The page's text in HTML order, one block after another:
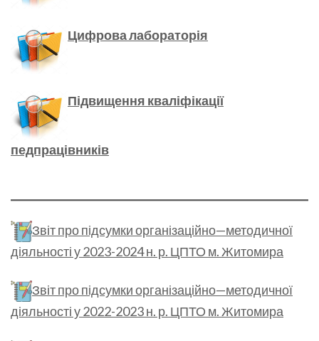
Цифрова лабораторія
Підвищення кваліфікації
педпрацівників
Звіт про підсумки організаційно—методичної
діяльності у 2023-2024 н. р. ЦПТО м. Житомира
Звіт про підсумки організаційно—методичної
діяльності у 2022-2023 н. р. ЦПТО м. Житомира